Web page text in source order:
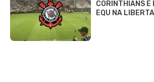
CORINTHIANS E
EQU NA